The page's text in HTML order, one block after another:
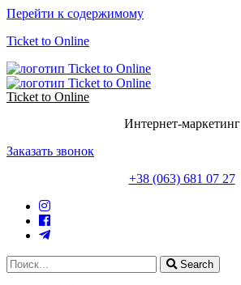
Перейти к содержимому
Ticket to Online
Ticket to Online
Интернет-маркетинг
Заказать звонок
+38 (063) 681 07 27
Search